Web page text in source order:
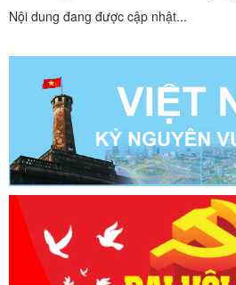
Nội dung đang được cập nhật...